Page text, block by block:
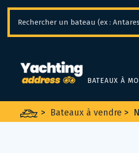
BATEAUX À
> Bateaux à vendre >
Panneau de gestion des cookies